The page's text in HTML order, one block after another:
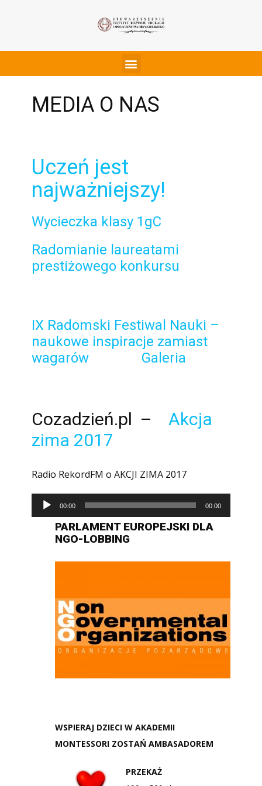
MEDIA O NAS
Uczeń jest
najważniejszy!
Wycieczka klasy 1gC
Radomianie laureatami
prestiżowego konkursu
IX Radomski Festiwal Nauki –
naukowe inspiracje zamiast
wagarów
Galeria
Cozadzień.pl – Akcja
zima 2017
Radio RekordFM o AKCJI ZIMA 2017
Odtwarzacz
plików
dźwiękowych
00:00 00:00
PARLAMENT EUROPEJSKI DLA
NGO-LOBBING
WSPIERAJ DZIECI W AKADEMII
MONTESSORI ZOSTAŃ AMBASADOREM
PRZEKAŻ